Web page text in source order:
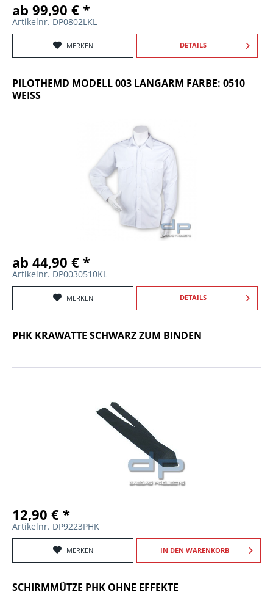
ab 99,90 € *
Artikelnr. DP0802LKL
MERKEN DETAILS
PILOTHEMD MODELL 003 LANGARM FARBE: 0510
WEISS
ab 44,90 € *
Artikelnr. DP0030510KL
MERKEN DETAILS
PHK KRAWATTE SCHWARZ ZUM BINDEN
12,90 € *
Artikelnr. DP9223PHK
MERKEN IN DEN WARENKORB
SCHIRMMÜTZE PHK OHNE EFFEKTE